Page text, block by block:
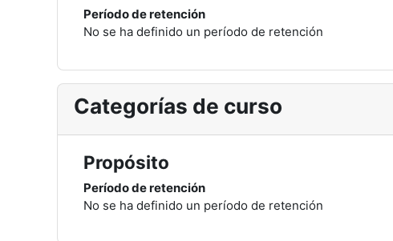
Período de retención
No se ha definido un período de retención
Categorías de curso
Propósito
Período de retención
No se ha definido un período de retención